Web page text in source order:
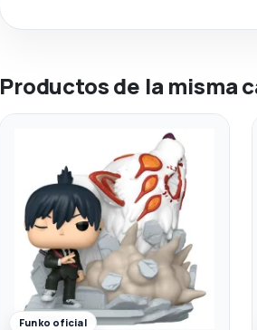
Productos de la misma
Funko oficial